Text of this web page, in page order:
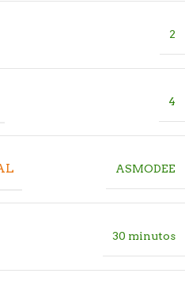
2
4
ASMODEE
30 minutos